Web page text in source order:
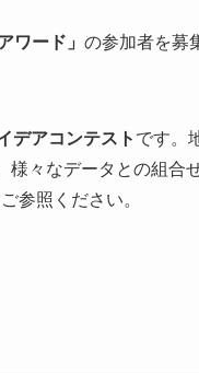
ワード」 の参加者を募
デアコンテスト です。
様々なデータとの組合
参照ください。